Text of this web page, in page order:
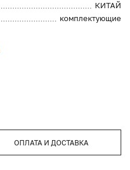
КИТАЙ
комплектующие
ОПЛАТА И ДОСТАВКА